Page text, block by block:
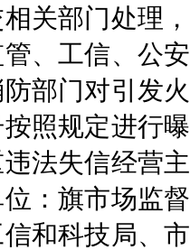
关部门处理
、工信、公
部门对引发
照规定进行
法失信经营
位：旗市场监
和科技局、